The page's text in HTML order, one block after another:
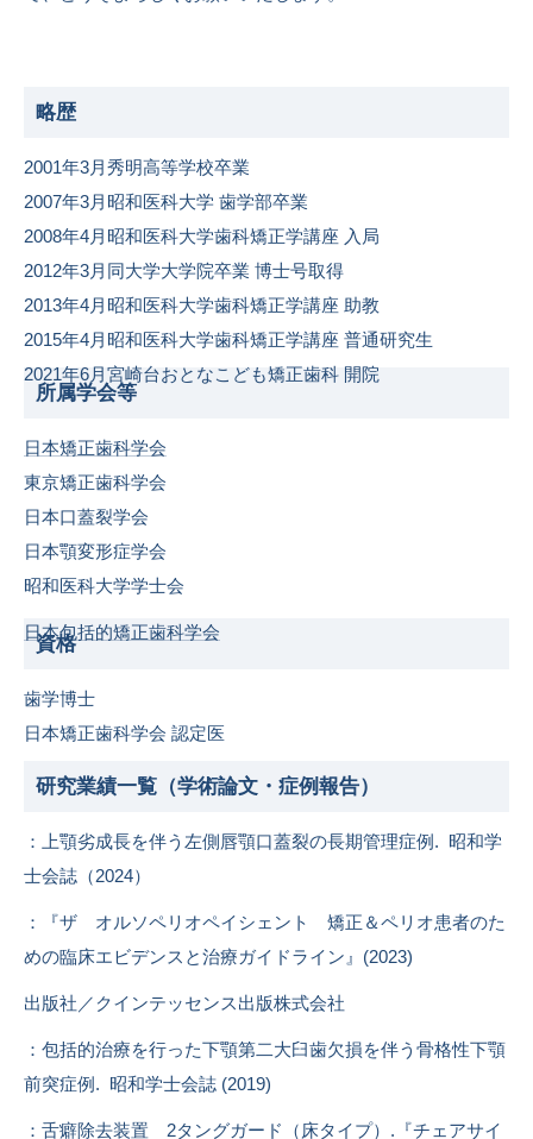
略歴
2001年3月秀明高等学校卒業
2007年3月昭和医科大学 歯学部卒業
2008年4月昭和医科大学歯科矯正学講座 入局
2012年3月同大学大学院卒業 博士号取得
2013年4月昭和医科大学歯科矯正学講座 助教
2015年4月昭和医科大学歯科矯正学講座 普通研究生
2021年6月宮崎台おとなこども矯正歯科 開院
所属学会等
日本矯正歯科学会
東京矯正歯科学会
日本口蓋裂学会
日本顎変形症学会
昭和医科大学学士会
日本包括的矯正歯科学会
資格
歯学博士
日本矯正歯科学会 認定医
研究業績一覧（学術論文・症例報告）
：上顎劣成長を伴う左側唇顎口蓋裂の長期管理症例. 昭和学
士会誌（2024）
：『ザ オルソペリオペイシェント 矯正＆ペリオ患者のた
めの臨床エビデンスと治療ガイドライン』(2023)
出版社／クインテッセンス出版株式会社
：包括的治療を行った下顎第二大臼歯欠損を伴う骨格性下顎
前突症例. 昭和学士会誌 (2019)
：舌癖除去装置 2タングガード（床タイプ）.『チェアサイ